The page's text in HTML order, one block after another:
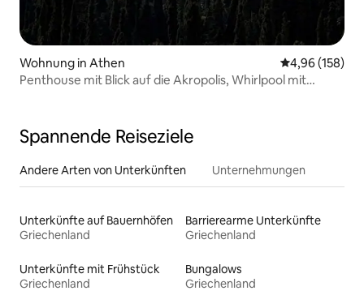
Wohnung in Athen
4,96 (158)
Penthouse mit Blick auf die Akropolis, Whirlpool mit
Spannende Reiseziele
Andere Arten von Unterkünften Unternehmungen
Unterkünfte auf Bauernhöfen
Griechenland
Barrierearme Unterkünfte
Griechenland
Unterkünfte mit Frühstück
Griechenland
Bungalows
Griechenland